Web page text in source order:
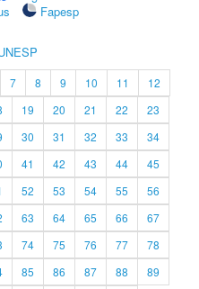
Fapesp
7 8 9 10 11
12
19 20 21 22
23
30 31 32 33
34
41 42 43 44
45
52 53 54 55
56
63 64 65 66
67
74 75 76 77
78
85 86 87 88
89